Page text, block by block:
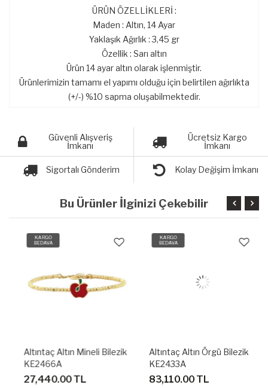
ÜRÜN ÖZELLİKLERİ :
Maden : Altın, 14 Ayar
Yaklaşık Ağırlık : 3,45 gr
Özellik : Sarı altın
Ürün 14 ayar altın olarak işlenmiştir.
Ürünlerimizin tamamı el yapımı olduğu için belirtilen ağırlıkta
(+/-) %10 sapma oluşabilmektedir.
Güvenli Alışveriş
İmkanı
Ücretsiz Kargo
İmkanı
Sigortalı Gönderim Kolay Değişim İmkanı
Bu Ürünler İlginizi Çekebilir
KARGO
BEDAVA
Altıntaç Altın Mineli Bilezik
KE2466A
27,440.00 TL
KARGO
BEDAVA
Altıntaç Altın Örgü Bilezik
KE2433A
83,110.00 TL